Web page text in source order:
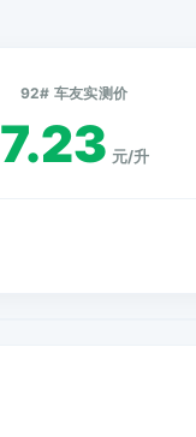
92# 车友实测价
7.23 元/升